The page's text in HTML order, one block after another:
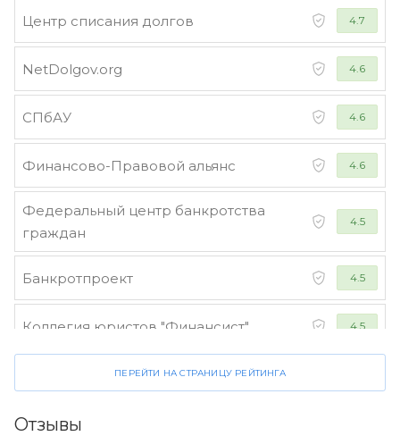
Центр списания долгов 4.7
NetDolgov.org 4.6
СПбАУ 4.6
Финансово-Правовой альянс 4.6
Федеральный центр банкротства
граждан
4.5
Банкротпроект 4.5
Коллегия юристов "Финансист" 4.5
ПЕРЕЙТИ НА СТРАНИЦУ РЕЙТИНГА
Отзывы